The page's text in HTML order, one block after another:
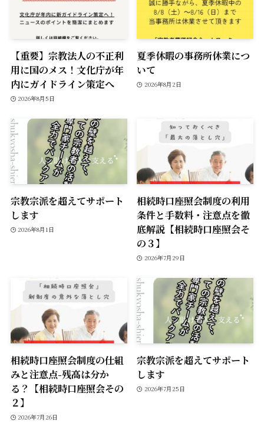
【重要】宗教法人の不正利
用に国のメス！文化庁が年
内にガイドライン策定へ
2026年8月5日
夏季休暇の事務所休業につ
いて
2026年8月2日
宗教宗派を超えてサポート
します
2026年8月1日
相続時口座照会制度の利用
条件と手数料・注意点を徹
底解説【相続時口座照会そ
の３】
2026年7月29日
相続時口座照会制度の仕組
みと注意点-残高は分か
る？【相続時口座照会その
２】
2026年7月26日
宗教宗派を超えてサポート
します
2026年7月25日